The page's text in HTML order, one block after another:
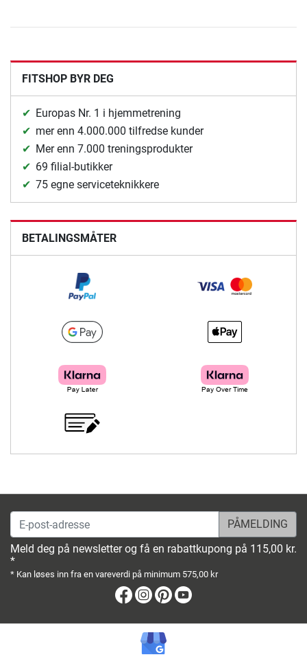
FITSHOP BYR DEG
Europas Nr. 1 i hjemmetrening
mer enn 4.000.000 tilfredse kunder
Mer enn 7.000 treningsprodukter
69 filial-butikker
75 egne serviceteknikkere
BETALINGSMÅTER
E-post-adresse
Meld deg på newsletter og få en rabattkupong på 115,00 kr.
*
* Kan løses inn fra en vareverdi på minimum 575,00 kr
Facebook
Instagram
Pinterest